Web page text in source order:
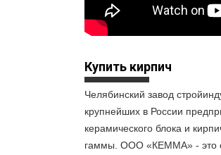
Купить кирпич
Челябинский завод
крупнейших в России
керамического блока и
гаммы. ООО «КЕММА» - это